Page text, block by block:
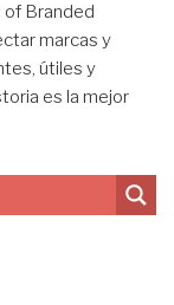
of Branded
marcas y
útiles y
es la mejor